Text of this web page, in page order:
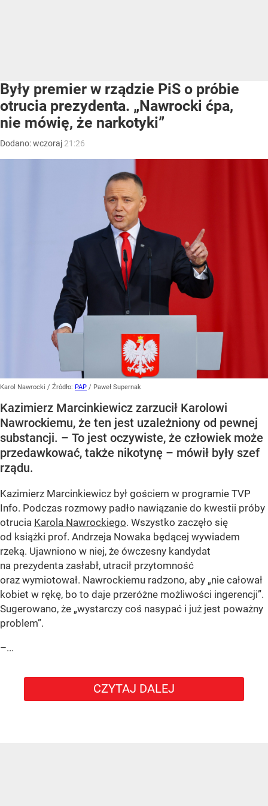
Były premier w rządzie PiS o próbie
otrucia prezydenta. „Nawrocki ćpa,
nie mówię, że narkotyki”
Dodano:wczoraj 21:26
Karol Nawrocki / Źródło: PAP / Paweł Supernak
Kazimierz Marcinkiewicz zarzucił Karolowi
Nawrockiemu, że ten jest uzależniony od pewnej
substancji. – To jest oczywiste, że człowiek może
przedawkować, także nikotynę – mówił były szef
rządu.
Kazimierz Marcinkiewicz był gościem w programie TVP
Info. Podczas rozmowy padło nawiązanie do kwestii próby
otrucia Karola Nawrockiego. Wszystko zaczęło się
od książki prof. Andrzeja Nowaka będącej wywiadem
rzeką. Ujawniono w niej, że ówczesny kandydat
na prezydenta zasłabł, utracił przytomność
oraz wymiotował. Nawrockiemu radzono, aby „nie całował
kobiet w rękę, bo to daje przeróżne możliwości ingerencji”.
Sugerowano, że „wystarczy coś nasypać i już jest poważny
problem”.
–...
CZYTAJ DALEJ